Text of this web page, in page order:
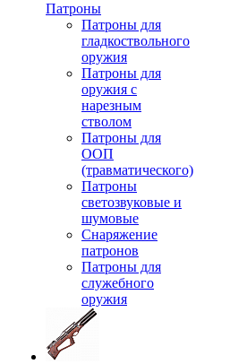
Патроны
Патроны для
гладкоствольного
оружия
Патроны для
оружия с
нарезным
стволом
Патроны для
ООП
(травматического)
Патроны
светозвуковые и
шумовые
Снаряжение
патронов
Патроны для
служебного
оружия